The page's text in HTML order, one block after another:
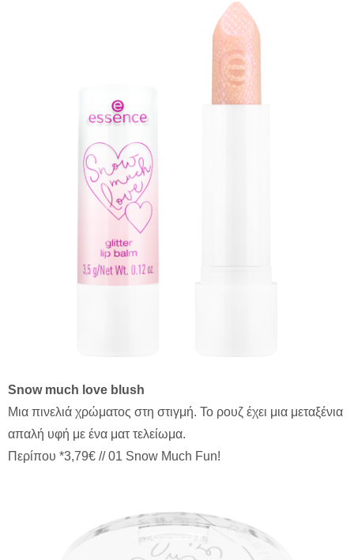
Snow much love blush
Μια πινελιά χρώματος στη στιγμή. Το ρουζ έχει μια μεταξένια
απαλή υφή με ένα ματ τελείωμα.
Περίπου *3,79€ // 01 Snow Much Fun!